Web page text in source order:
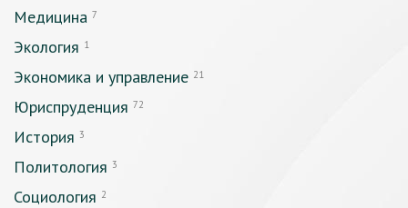
Медицина 7
Экология 1
Экономика и управление 21
Юриспруденция 72
История 3
Политология 3
Социология 2